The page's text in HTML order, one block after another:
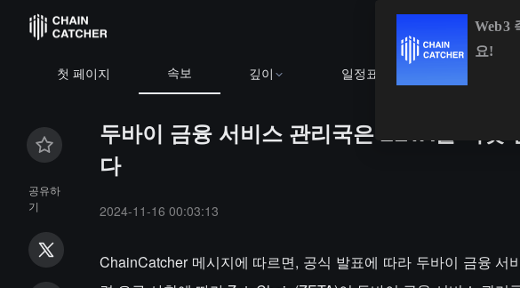
첫 페이지 속보 깊이 일정표
공유하
기
두바이 금융 서비스 관리국은 ZETA를 여섯
다
2024-11-16 00:03:13
ChainCatcher 메시지에 따르면, 공식 발표에 따라 두바이 금융
Web3
요!